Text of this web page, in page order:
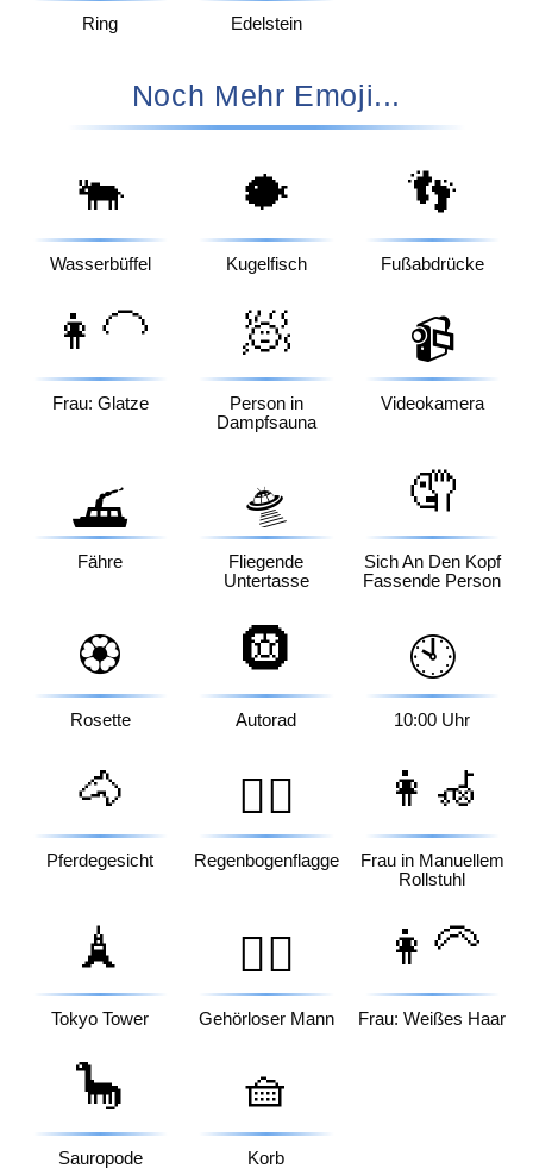
Ring Edelstein
Noch Mehr Emoji...
🐃
Wasserbüffel
🐡
Kugelfisch
👣
Fußabdrücke
👩‍🦲
Frau: Glatze
🧖
Person in
Dampfsauna
📹
Videokamera
⛴️
Fähre
🛸
Fliegende
Untertasse
🤦
Sich An Den Kopf
Fassende Person
🏵️
Rosette
🛞
Autorad
🕙
10:00 Uhr
🐴
Pferdegesicht
🏳️‍🌈
Regenbogenflagge
👩‍🦽
Frau in Manuellem
Rollstuhl
🗼
Tokyo Tower
🧏‍♂️
Gehörloser Mann
👩‍🦳
Frau: Weißes Haar
🦕
Sauropode
🧺
Korb